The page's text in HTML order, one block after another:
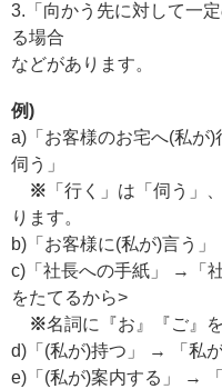
3.「向かう先に対して一
る場合
などがあります。
例)
a)「お客様のお宅へ(私が
伺う」
※ 「行く」は「伺う」
ります。
b)「お客様に(私が)言う
c)「社長への手紙」 →「
をたてるから>
※名詞に『お』『ご』
d)「(私が)持つ」 → 「私が
e)「(私が)案内する」 →